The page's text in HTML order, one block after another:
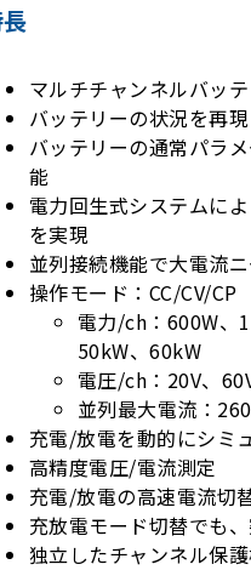
マルチチャンネルバッ
バッテリーの状況を再
バッテリーの通常パラ
能
電力回生式システムに
を実現
並列接続機能で大電流
操作モード：CC/CV/CP
電力/ch：600W、
50kW、60kW
電圧/ch：20V、
並列最大電流：
充電/放電を動的にシミ
高精度電圧/電流測定
充電/放電の高速電流切
充放電モード切替でも
独立したチャンネル保